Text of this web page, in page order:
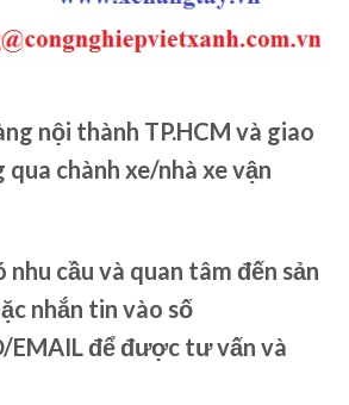
nội thành TP.HCM và giao
chành xe/nhà xe vận
nhu cầu và quan tâm đến sản
nhắn tin vào số
EMAIL để được tư vấn và